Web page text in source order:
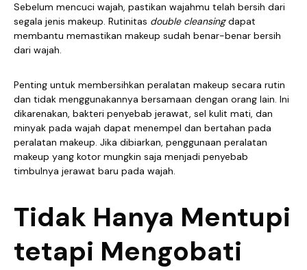
Sebelum mencuci wajah, pastikan wajahmu telah bersih dari
segala jenis makeup. Rutinitas double cleansingdapat
membantu memastikan makeup sudah benar-benar bersih
dari wajah.
Penting untuk membersihkan peralatan makeup secara rutin
dan tidak menggunakannya bersamaan dengan orang lain. Ini
dikarenakan, bakteri penyebab jerawat, sel kulit mati, dan
minyak pada wajah dapat menempel dan bertahan pada
peralatan makeup. Jika dibiarkan, penggunaan peralatan
makeup yang kotor mungkin saja menjadi penyebab
timbulnya jerawat baru pada wajah.
Tidak Hanya Mentupi
tetapi Mengobati